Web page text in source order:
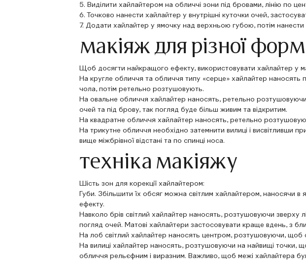
5. Виділити хайлайтером на обличчі зони під бровами, лінію по
6. Точково нанести хайлайтер у внутрішні куточки очей,
7. Додати хайлайтер у ямочку над верхньою губою, потім
макіяж для різної
Щоб досягти найкращого ефекту, використовувати хайлайтер у
На кругле обличчя та обличчя типу «серце» хайлайтер наносять
чола, потім ретельно розтушовують.
На овальне обличчя хайлайтер наносять, ретельно
очей та під брову, так погляд буде більш живим та відкритим.
На квадратне обличчя хайлайтер наносять, ретельно
На трикутне обличчя необхідно затемнити вилиці і висвітливши
вище міжбрівної відстані та по спинці носа.
техніка макіяжу
Шість зон для корекції хайлайтером:
Губи. Збільшити їх обсяг можна світлим хайлайтером,
ефекту.
Навколо брів світлий хайлайтер наносять, розтушовуючи зверху
погляд очей. Матові хайлайтери застосовувати краще вдень, з
На лоб світлий хайлайтер наносять центром, розтушовуючи, щоб
На вилиці хайлайтер наносять, розтушовуючи на найвищі точки,
обличчя рельєфним і виразним. Важливо, щоб межі хайлайтера